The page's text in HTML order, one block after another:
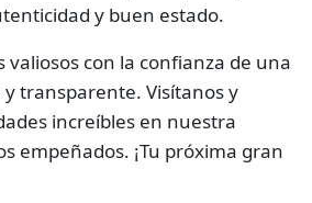
y buen estado.
con la confianza de una
transparente. Visítanos y
increíbles en nuestra
empeñados. ¡Tu próxima gran